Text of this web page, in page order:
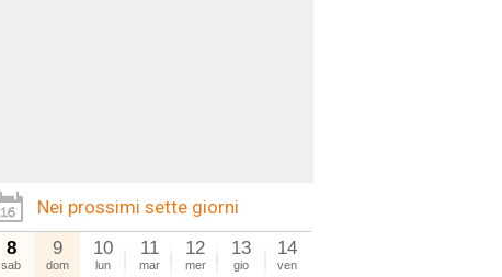
Nei prossimi sette giorni
8
sab
9
dom
10
lun
11
mar
12
mer
13
gio
14
ven